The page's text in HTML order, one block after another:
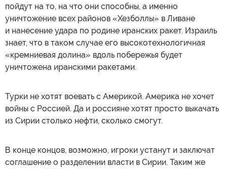
пойдут на то, на что они способны, а именно
уничтожение всех районов «Хезболлы» в Ливане
и нанесение удара по родине иранских ракет. Израиль
знает, что в таком случае его высокотехнологичная
«кремниевая долина» вдоль побережья будет
уничтожена иранскими ракетами.
Турки не хотят воевать с Америкой. Америка не хочет
войны с Россией. Да и россияне хотят просто выкачать
из Сирии столько нефти, сколько смогут.
В конце концов, возможно, игроки устанут и заключат
соглашение о разделении власти в Сирии. Таким же